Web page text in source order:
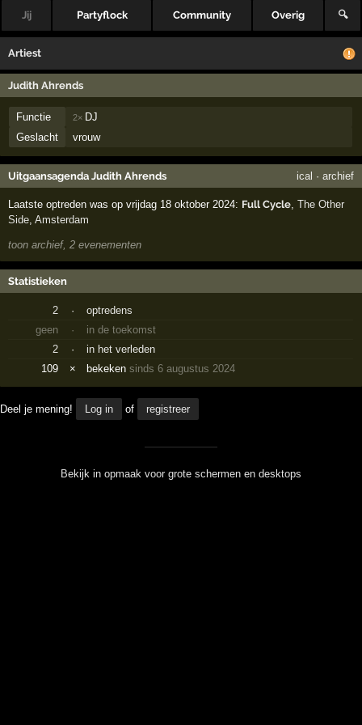
Jij Partyflock Community Overig 🔍
Artiest
Judith Ahrends
Functie 2× DJ
Geslacht
vrouw
Uitgaansagenda Judith Ahrends ical · archief
Laatste optreden was op vrijdag 18 oktober 2024: Full Cycle ,The Other
Side ,Amsterdam
toon archief, 2 evenementen
Statistieken
2 ·
optredens
geen
·
in de toekomst
2
·
in het verleden
109
× bekekensinds 6 augustus 2024
Deel je mening! Log in of registreer
Bekijk in opmaak voor grote schermen en desktops